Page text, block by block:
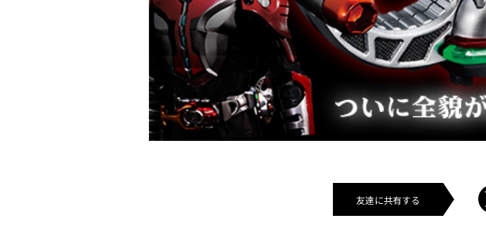
友達に共有する